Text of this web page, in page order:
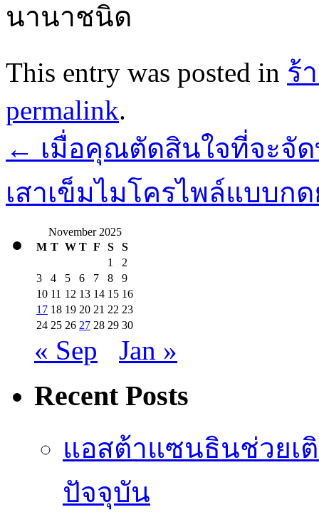
นานาชนิด
This entry was posted in ร้
permalink.
← เมื่อคุณตัดสินใจที่จะจั
เสาเข็มไมโครไพล์แบบก
November 2025
M T W T F S
S
1
2
3
4 5 6 7 8
9
10 11 12 13 14 15 16
17 18 19 20 21 22 23
24 25 26 27 28 29 30
« Sep Jan »
Recent Posts
แอสต้าแซนธินช่วยเ
ปัจจุบัน